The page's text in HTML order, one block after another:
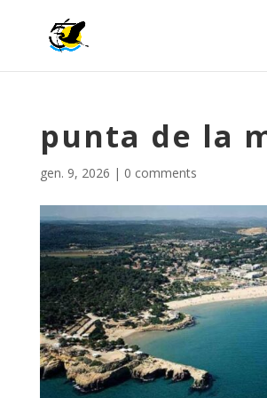
punta de la
gen. 9, 2026 | 0 comments